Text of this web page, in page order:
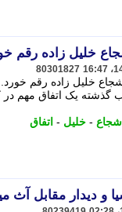
خلیل زاده رقم
80301827
خلیل زاده رقم خورد.
یک اتفاق مهم در
شجاع - خلیل - اتفاق
دیدار مقابل آث